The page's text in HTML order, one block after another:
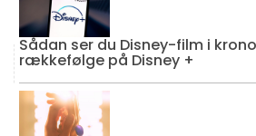
Sådan ser du Disney-film i
rækkefølge på Disney +